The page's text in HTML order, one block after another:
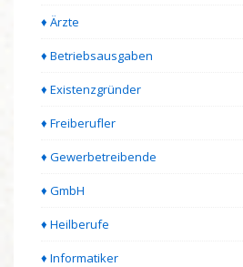
♦ Ärzte
♦ Betriebsausgaben
♦ Existenzgründer
♦ Freiberufler
♦ Gewerbetreibende
♦ GmbH
♦ Heilberufe
♦ Informatiker